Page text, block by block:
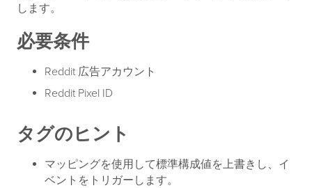
します。
必要条件
Reddit 広告アカウント
Reddit Pixel ID
タグのヒント
マッピングを使用して標準構成値を上書きし、イ
ベントをトリガーします。